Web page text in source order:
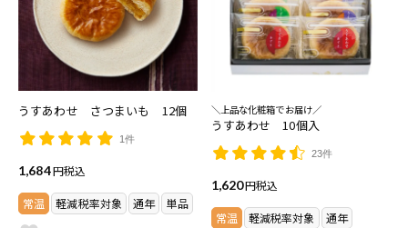
うすあわせ さつまいも 12個
1件
1,684 税込
常温 軽減税率対象 通年 単品
＼上品な化粧箱でお届け／
うすあわせ 10個入
23件
1,620 税込
常温 軽減税率対象
通年